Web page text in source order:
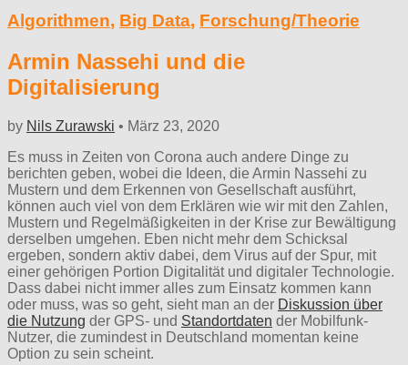
Algorithmen, Big Data, Forschung/Theorie
Armin Nassehi und die
Digitalisierung
by Nils Zurawski • März 23, 2020
Es muss in Zeiten von Corona auch andere Dinge zu
berichten geben, wobei die Ideen, die Armin Nassehi zu
Mustern und dem Erkennen von Gesellschaft ausführt,
können auch viel von dem Erklären wie wir mit den Zahlen,
Mustern und Regelmäßigkeiten in der Krise zur Bewältigung
derselben umgehen. Eben nicht mehr dem Schicksal
ergeben, sondern aktiv dabei, dem Virus auf der Spur, mit
einer gehörigen Portion Digitalität und digitaler Technologie.
Dass dabei nicht immer alles zum Einsatz kommen kann
oder muss, was so geht, sieht man an der Diskussion über
die Nutzung der GPS- und Standortdaten der Mobilfunk-
Nutzer, die zumindest in Deutschland momentan keine
Option zu sein scheint.